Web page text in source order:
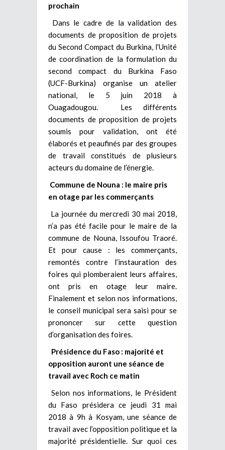
prochain
Dans le cadre de la validation des
documents de proposition de projets
du Second Compact du Burkina, l’Unité
de coordination de la formulation du
second compact du Burkina Faso
(UCF-Burkina) organise un atelier
national, le 5 juin 2018 à
Ouagadougou. Les différents
documents de proposition de projets
soumis pour validation, ont été
élaborés et peaufinés par des groupes
de travail constitués de plusieurs
acteurs du domaine de l’énergie.
Commune de Nouna : le maire pris
en otage par les commerçants
La journée du mercredi 30 mai 2018,
n’a pas été facile pour le maire de la
commune de Nouna, Issoufou Traoré.
Et pour cause : les commerçants,
remontés contre l’instauration des
foires qui plomberaient leurs affaires,
ont pris en otage leur maire.
Finalement et selon nos informations,
le conseil municipal sera saisi pour se
prononcer sur cette question
d’organisation des foires.
Présidence du Faso : majorité et
opposition auront une séance de
travail avec Roch ce matin
Selon nos informations, le Président
du Faso présidera ce jeudi 31 mai
2018 à 9h à Kosyam, une séance de
travail avec l’opposition politique et la
majorité présidentielle. Sur quoi ces